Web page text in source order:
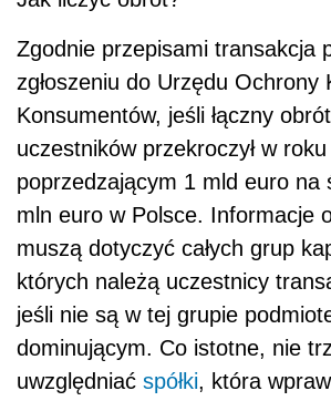
Zgodnie przepisami transakcja
zgłoszeniu do Urzędu Ochrony
Konsumentów, jeśli łączny
uczestników przekroczył w roku
poprzedzającym 1 mld euro na
mln euro w Polsce. Informacje
muszą dotyczyć całych grup
których należą uczestnicy
jeśli nie są w tej grupie
dominującym. Co istotne, nie
uwzględniać spółki, która